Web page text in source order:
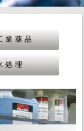
業薬品
処理